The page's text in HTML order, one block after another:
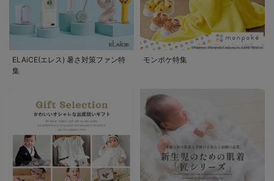
ELAiCE(エレス) 暑さ対策ファン特
集
モンポケ特集